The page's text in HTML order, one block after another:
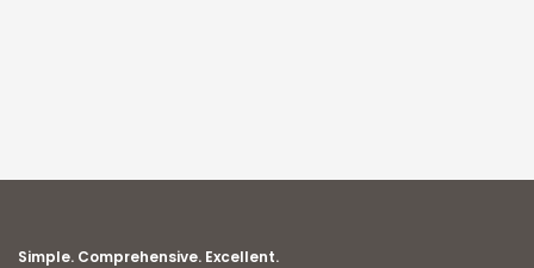
Simple. Comprehensive. Excellent.